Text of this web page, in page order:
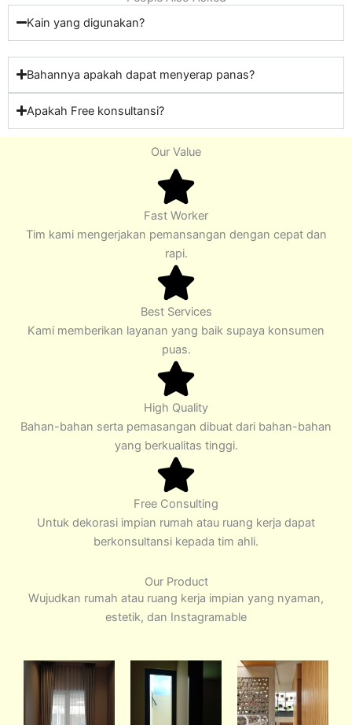
Kain yang digunakan?
Bahannya apakah dapat menyerap panas?
Apakah Free konsultansi?
Our Value
Fast Worker
Tim kami mengerjakan pemansangan dengan cepat dan
rapi.
Best Services
Kami memberikan layanan yang baik supaya konsumen
puas.
High Quality
Bahan-bahan serta pemasangan dibuat dari bahan-bahan
yang berkualitas tinggi.
Free Consulting
Untuk dekorasi impian rumah atau ruang kerja dapat
berkonsultansi kepada tim ahli.
Our Product
Wujudkan rumah atau ruang kerja impian yang nyaman,
estetik, dan Instagramable